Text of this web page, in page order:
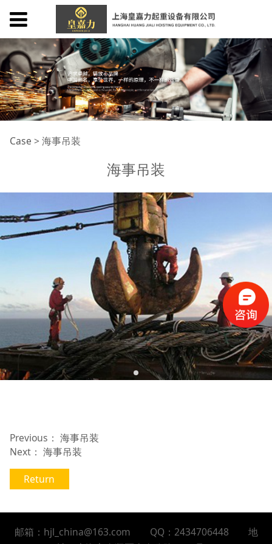
海事吊装
Case > 海事吊装
海事吊装
Previous： 海事吊装
Next： 海事吊装
Return
邮箱：hjl_china@163.com QQ：2434706448 地